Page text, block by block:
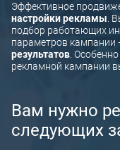
Реклама
Разовая
Реклама в TikTok
Эффективное
настройки рекламы .
подбор работающих
параметров кампании
результатов .
рекламной кампании
Вам нужно
следующих